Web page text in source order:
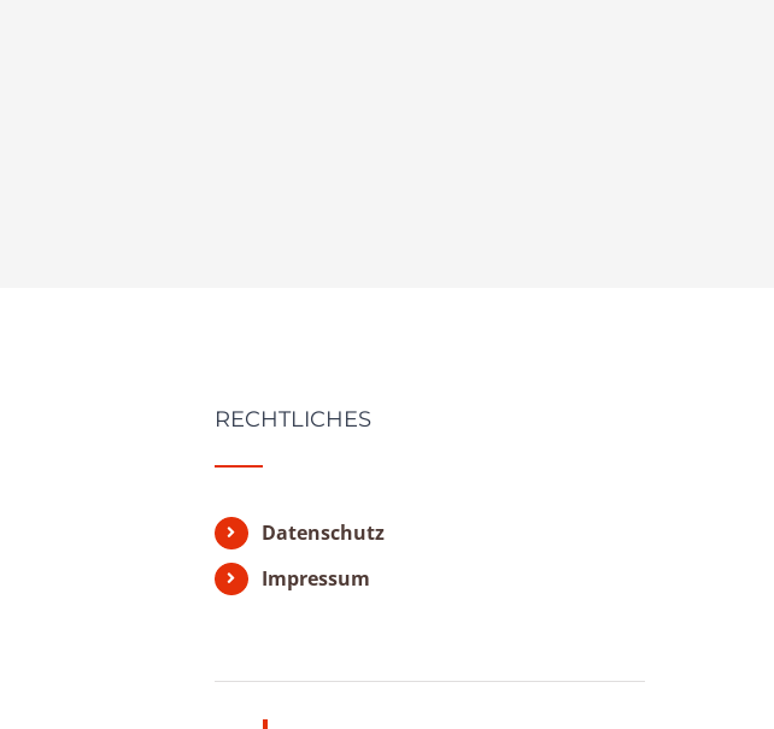
RECHTLICHES
Datenschutz
Impressum